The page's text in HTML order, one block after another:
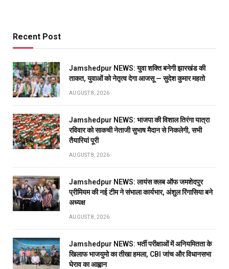
Recent Post
Jamshedpur NEWS: युवा शक्ति बनेगी झारखंड की
ताकत, युवाओं को नेतृत्व देगा आजसू — सुदेश कुमार महतो
AUGUST 8, 2026
Jamshedpur NEWS: भाजपा की विशाल तिरंगा यात्रा
रविवार को साकची नेताजी सुभाष मैदान से निकलेगी, सभी
तैयारियां पूरी
AUGUST 8, 2026
Jamshedpur NEWS: लायंस क्लब ऑफ जमशेदपुर
प्रीमियम की नई टीम ने संभाला कार्यभार, अंशुल रिंगासिया बने
अध्यक्ष
AUGUST 8, 2026
Jamshedpur NEWS: भर्ती परीक्षाओं में अनियमितता के
खिलाफ भाजयुमो का तीखा हमला, CBI जांच और विधानसभा
घेराव का आह्वान